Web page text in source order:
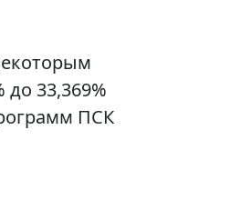
до 33,369%
ПСК